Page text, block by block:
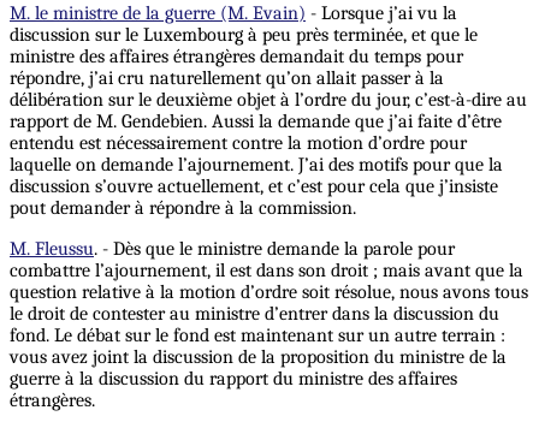
M. le ministre de la guerre (M. Evain) - Lorsque j’ai vu la
discussion sur le Luxembourg à peu près terminée, et que le
ministre des affaires étrangères demandait du temps pour
répondre, j’ai cru naturellement qu’on allait passer à la
délibération sur le deuxième objet à l’ordre du jour, c’est-à-dire au
rapport de M. Gendebien. Aussi la demande que j’ai faite d’être
entendu est nécessairement contre la motion d’ordre pour
laquelle on demande l’ajournement. J’ai des motifs pour que la
discussion s’ouvre actuellement, et c’est pour cela que j’insiste
pout demander à répondre à la commission.
M. Fleussu. - Dès que le ministre demande la parole pour
combattre l’ajournement, il est dans son droit ; mais avant que la
question relative à la motion d’ordre soit résolue, nous avons tous
le droit de contester au ministre d’entrer dans la discussion du
fond. Le débat sur le fond est maintenant sur un autre terrain :
vous avez joint la discussion de la proposition du ministre de la
guerre à la discussion du rapport du ministre des affaires
étrangères.